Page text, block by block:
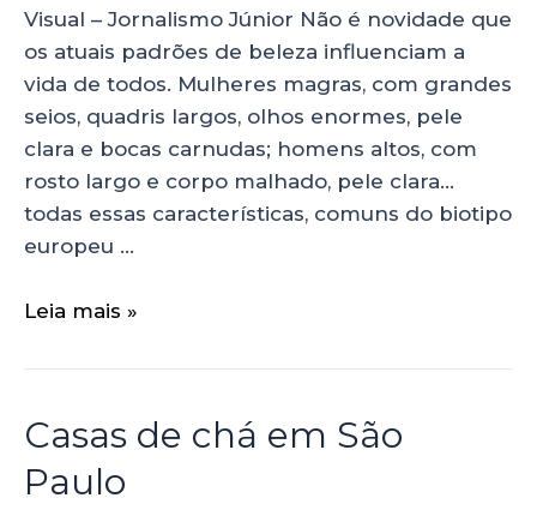
Visual – Jornalismo Júnior Não é novidade que
os atuais padrões de beleza influenciam a
vida de todos. Mulheres magras, com grandes
seios, quadris largos, olhos enormes, pele
clara e bocas carnudas; homens altos, com
rosto largo e corpo malhado, pele clara…
todas essas características, comuns do biotipo
europeu …
Leia mais »
Casas de chá em São
Paulo